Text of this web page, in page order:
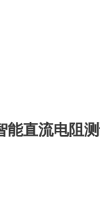
能直流电阻